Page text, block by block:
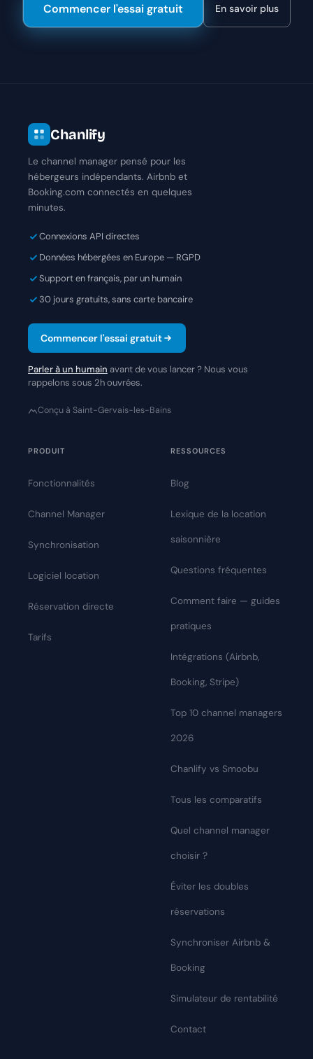
Commencer l'essai gratuit En savoir plus
Chanlify
Le channel manager pensé pour les
hébergeurs indépendants. Airbnb et
Booking.com connectés en quelques
minutes.
Connexions API directes
Données hébergées en Europe — RGPD
Support en français, par un humain
30 jours gratuits, sans carte bancaire
Commencer l'essai gratuit
Parler à un humain avant de vous lancer ? Nous vous
rappelons sous 2h ouvrées.
Conçu à Saint-Gervais-les-Bains
PRODUIT
Fonctionnalités
Channel Manager
Synchronisation
Logiciel location
Réservation directe
Tarifs
RESSOURCES
Blog
Lexique de la location
saisonnière
Questions fréquentes
Comment faire — guides
pratiques
Intégrations (Airbnb,
Booking, Stripe)
Top 10 channel managers
2026
Chanlify vs Smoobu
Tous les comparatifs
Quel channel manager
choisir ?
Éviter les doubles
réservations
Synchroniser Airbnb &
Booking
Simulateur de rentabilité
Contact